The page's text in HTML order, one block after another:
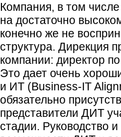
Компания, в том
на достаточно
конечно же не
структура. Дирекция
компании: директор
Это дает очень
и ИТ (Business-IT
обязательно
представители ДИТ
стадии. Руководство